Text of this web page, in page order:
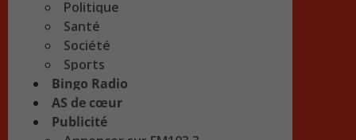
Politique
Santé
Société
Sports
Bingo Radio
AS de cœur
Publicité